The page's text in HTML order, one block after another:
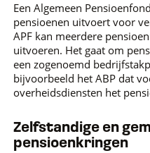
Een Algemeen
pensioenen uitvoert voor
APF kan meerdere
uitvoeren. Het gaat om
een zogenoemd
bijvoorbeeld het ABP dat
overheidsdiensten het
Zelfstandige en
pensioenkringen